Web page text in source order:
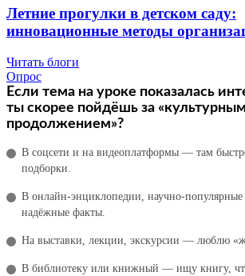
Летние прогулки в детском саду:
инновационные методы
Читать блоги
Опрос
Если тема на уроке показалась
ты скорее пойдёшь за «культурным
продолжением»?
В соцсети и на видеоплатформы — там
подборки.
В онлайн‑энциклопедии,
надёжные факты.
На выставки, лекции, экскурсии — люблю
В библиотеку или книжный — ищу книгу,